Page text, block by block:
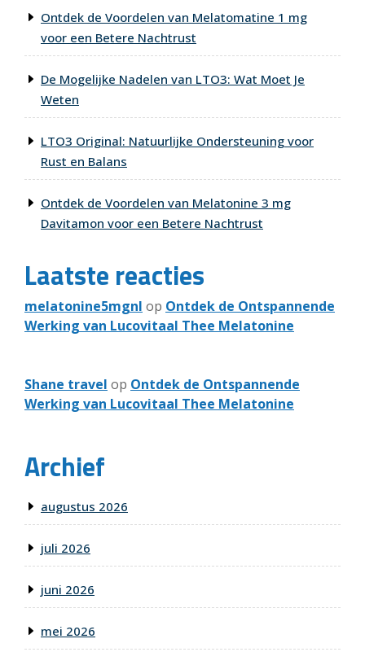
Ontdek de Voordelen van Melatomatine 1 mg
voor een Betere Nachtrust
De Mogelijke Nadelen van LTO3: Wat Moet Je
Weten
LTO3 Original: Natuurlijke Ondersteuning voor
Rust en Balans
Ontdek de Voordelen van Melatonine 3 mg
Davitamon voor een Betere Nachtrust
Laatste reacties
melatonine5mgnl op Ontdek de Ontspannende
Werking van Lucovitaal Thee Melatonine
Shane travel op Ontdek de Ontspannende
Werking van Lucovitaal Thee Melatonine
Archief
augustus 2026
juli 2026
juni 2026
mei 2026